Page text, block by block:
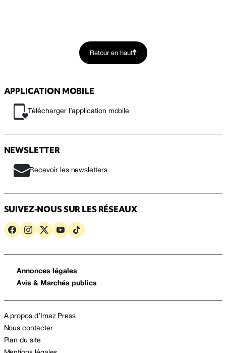
Retour en haut
APPLICATION MOBILE
Télécharger l’application mobile
NEWSLETTER
Recevoir les newsletters
SUIVEZ-NOUS SUR LES RÉSEAUX
Annonces légales
Avis & Marchés publics
A propos d’Imaz Press
Nous contacter
Plan du site